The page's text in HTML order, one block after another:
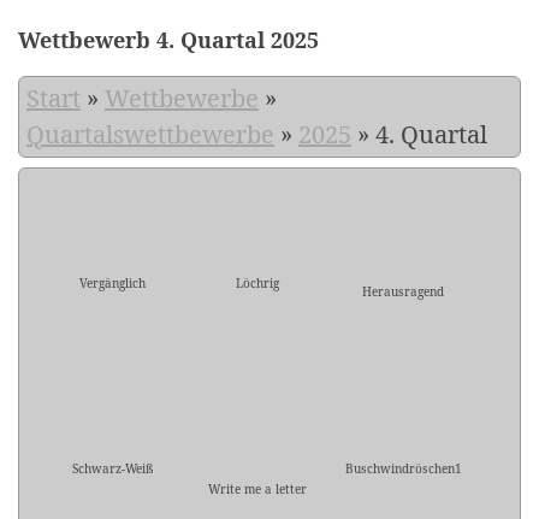
Wettbewerb 4. Quartal 2025
Start » Wettbewerbe »
Quartalswettbewerbe » 2025 » 4. Quartal
Vergänglich Löchrig Herausragend
Schwarz-Weiß
Write me a letter
Buschwindröschen1